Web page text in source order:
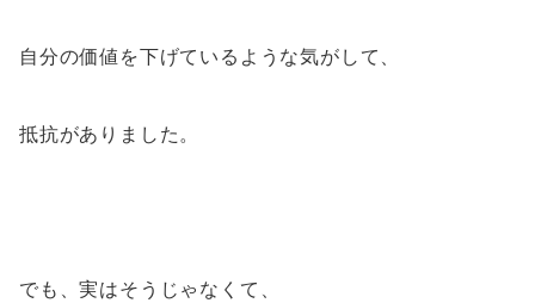
自分の価値を下げているような気がして、
抵抗がありました。
でも、実はそうじゃなくて、